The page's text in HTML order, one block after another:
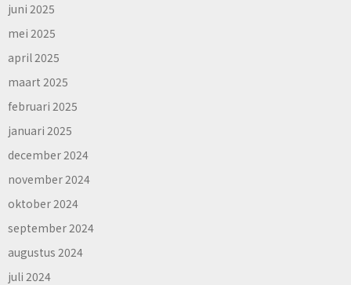
juni 2025
mei 2025
april 2025
maart 2025
februari 2025
januari 2025
december 2024
november 2024
oktober 2024
september 2024
augustus 2024
juli 2024